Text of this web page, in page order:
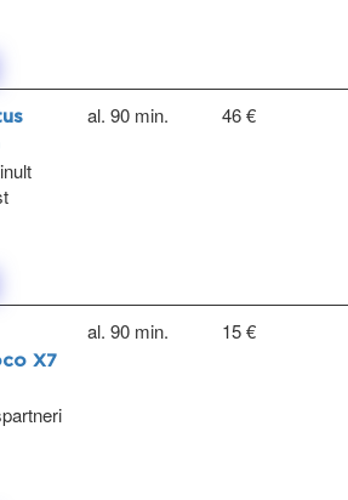
al. 90 min. 46 €
X7
al. 90 min. 15 €